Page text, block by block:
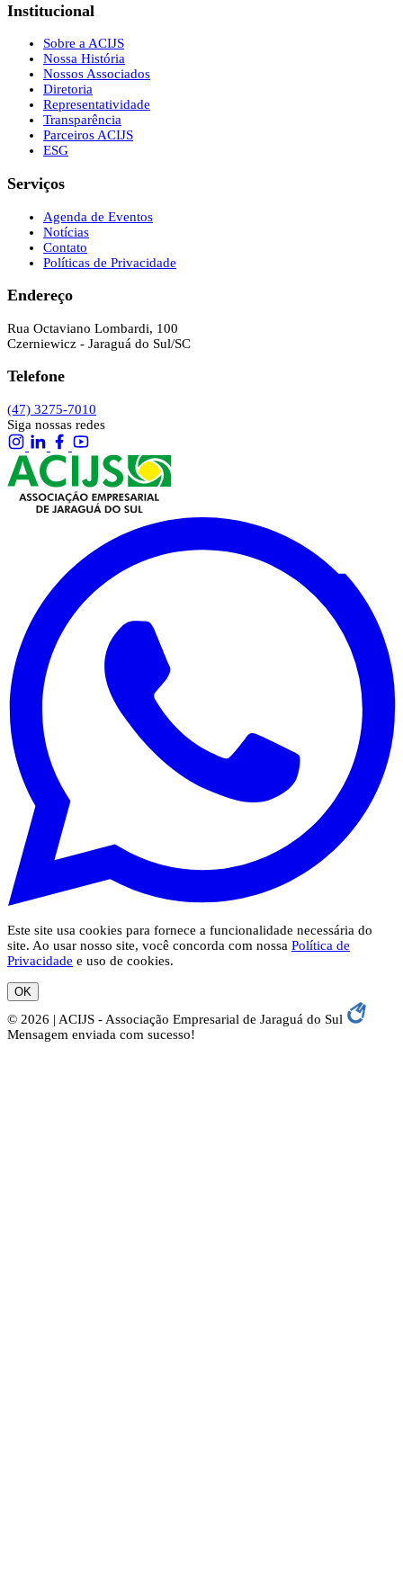
Institucional
Sobre a ACIJS
Nossa História
Nossos Associados
Diretoria
Representatividade
Transparência
Parceiros ACIJS
ESG
Serviços
Agenda de Eventos
Notícias
Contato
Políticas de Privacidade
Endereço
Rua Octaviano Lombardi, 100
Czerniewicz - Jaraguá do Sul/SC
Telefone
(47) 3275-7010
Siga nossas redes
Este site usa cookies para fornece a funcionalidade necessária do
site. Ao usar nosso site, você concorda com nossa Política de
Privacidade e uso de cookies.
OK
© 2026 | ACIJS - Associação Empresarial de Jaraguá do Sul
Mensagem enviada com sucesso!